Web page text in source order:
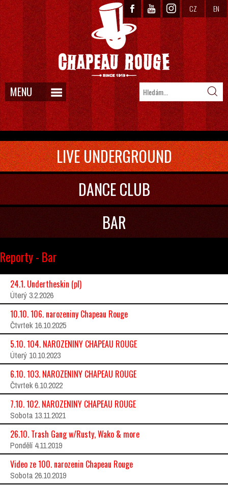
CZ EN
MENU
LIVE UNDERGROUND
DANCE CLUB
BAR
Reporty - Bar
24.1. Undertheskin (pl)
Úterý 3.2.2026
10.10. 106. narozeniny Chapeau Rouge
Čtvrtek 16.10.2025
5.10. 104. NAROZENINY CHAPEAU ROUGE
Úterý 10.10.2023
6.10. 103. NAROZENINY CHAPEAU ROUGE
Čtvrtek 6.10.2022
7.10. 102. NAROZENINY CHAPEAU ROUGE
Sobota 13.11.2021
26.10. Trash Gang w/Rusty, Wako & more
Pondělí 4.11.2019
Video ze 100. narozenin Chapeau Rouge
Sobota 26.10.2019